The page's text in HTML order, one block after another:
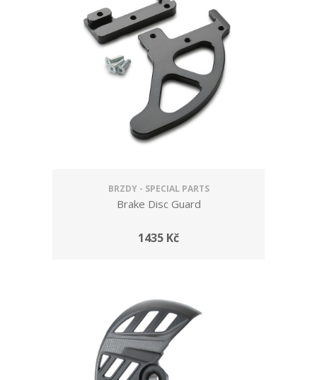
BRZDY - SPECIAL PARTS
Brake Disc Guard
1435 Kč